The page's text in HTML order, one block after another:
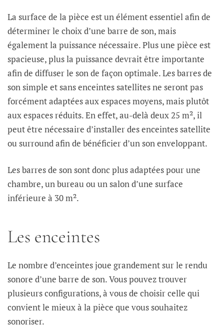
La surface de la pièce est un élément essentiel afin de
déterminer le choix d’une barre de son, mais
également la puissance nécessaire. Plus une pièce est
spacieuse, plus la puissance devrait être importante
afin de diffuser le son de façon optimale. Les barres de
son simple et sans enceintes satellites ne seront pas
forcément adaptées aux espaces moyens, mais plutôt
aux espaces réduits. En effet, au-delà deux 25 m², il
peut être nécessaire d’installer des enceintes satellite
ou surround afin de bénéficier d’un son enveloppant.
Les barres de son sont donc plus adaptées pour une
chambre, un bureau ou un salon d’une surface
inférieure à 30 m².
Les enceintes
Le nombre d’enceintes joue grandement sur le rendu
sonore d’une barre de son. Vous pouvez trouver
plusieurs configurations, à vous de choisir celle qui
convient le mieux à la pièce que vous souhaitez
sonoriser.